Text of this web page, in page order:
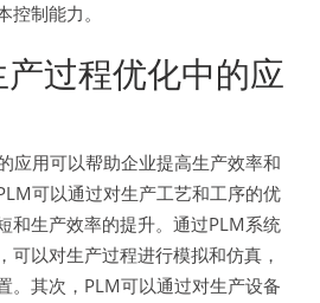
制能力。
过程优化中的应
应用可以帮助企业提高生产效率和
可以通过对生产工艺和工序的优
和生产效率的提升。通过PLM系统
可以对生产过程进行模拟和仿真，
。其次，PLM可以通过对生产设备